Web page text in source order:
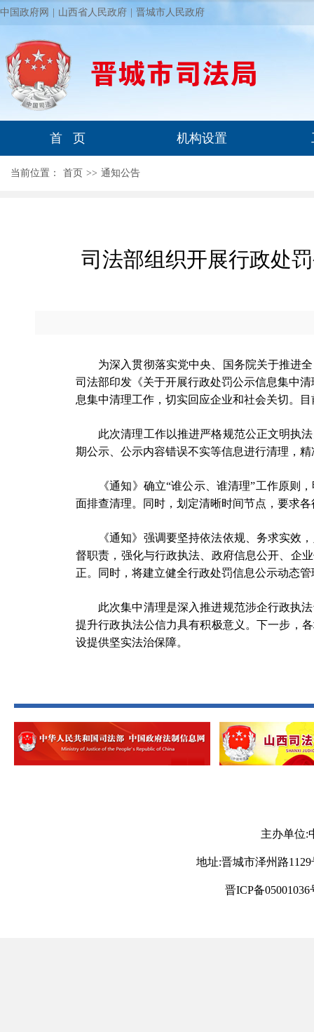
中国政府网 山西省人民政府 晋城市人民政府
首 页 机构设置
当前位置： 首页 >> 通知公告
司法部组织开展行政处
为深入贯彻落实党中央、国务院关于推进
司法部印发《关于开展行政处罚公示信息集中
息集中清理工作，切实回应企业和社会关切。
此次清理工作以推进严格规范公正文明执
期公示、公示内容错误不实等信息进行清理，
《通知》确立“谁公示、谁清理”工作原则
面排查清理。同时，划定清晰时间节点， 要求各
《通知》强调要坚持依法依规、务求实效
督职责 ，强化与行政执法、政府信息公开、企
正。同时，将建立健全行政处罚信息公示动态
此次集中清理是深入推进规范涉企行政执
提升行政执法公信力具有积极意义。下一步，
设提供坚实法治保障。
主办单位:
地址:晋城市泽州路1129
晋ICP备05001036